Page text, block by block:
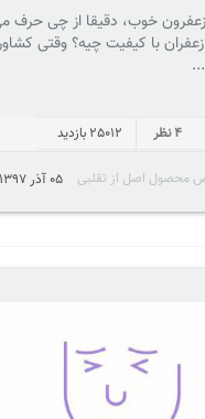
خوب، دقیقا از چی حرف
با کیفیت چیه؟ وقتی
4 نظر 25012 بازدید
محصول اصل از تقلبی